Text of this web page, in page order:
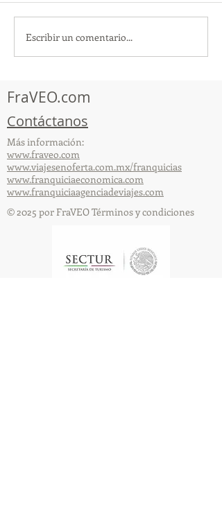
¡Acapulco y Guerrero se
Visten de Fiesta!
Escribir un comentario...
FraVEO.com
Contáctanos
Más información:
www.fraveo.com
www.viajesenoferta.com.mx/franquicias
www.franquiciaeconomica.com
www.franquiciaagenciadeviajes.com
© 2025 por FraVEO Términos y condiciones